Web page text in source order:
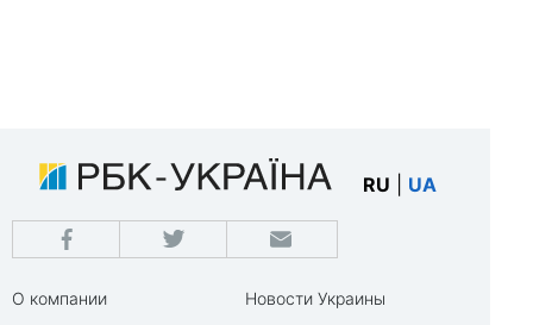
RU UA
О компании
Новости Украины